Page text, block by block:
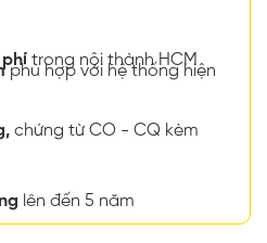
trong nội thành HCM
phù hợp với hệ thống hiện
chứng từ CO - CQ kèm
lên đến 5 năm